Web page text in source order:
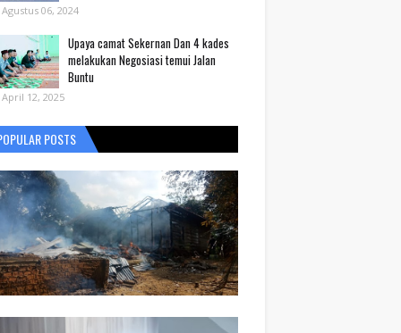
Agustus 06, 2024
Upaya camat Sekernan Dan 4 kades
melakukan Negosiasi temui Jalan
Buntu
April 12, 2025
POSTS